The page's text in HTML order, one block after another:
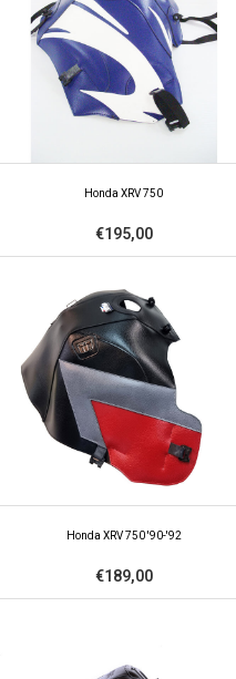
Honda XRV 750
€195,00
Honda XRV 750 '90-'92
€189,00